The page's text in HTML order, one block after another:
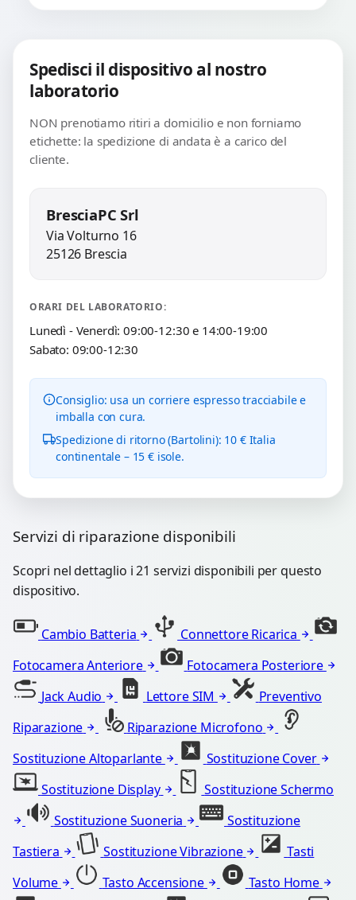
Spedisci il dispositivo al nostro
laboratorio
NON prenotiamo ritiri a domicilio e non forniamo
etichette: la spedizione di andata è a carico del
cliente.
BresciaPC Srl
Via Volturno 16
25126 Brescia
ORARI DEL LABORATORIO:
Lunedì - Venerdì: 09:00-12:30 e 14:00-19:00
Sabato: 09:00-12:30
Consiglio: usa un corriere espresso tracciabile e
imballa con cura.
Spedizione di ritorno (Bartolini): 10 € Italia
continentale – 15 € isole.
Servizi di riparazione disponibili
Scopri nel dettaglio i 21 servizi disponibili per questo
dispositivo.
Cambio Batteria
Connettore Ricarica
Fotocamera Anteriore
Fotocamera Posteriore
Jack Audio
Lettore SIM
Preventivo
Riparazione
Riparazione Microfono
Sostituzione Altoparlante
Sostituzione Cover
Sostituzione Display
Sostituzione Schermo
Sostituzione Suoneria
Sostituzione
Tastiera
Sostituzione Vibrazione
Tasti
Volume
Tasto Accensione
Tasto Home